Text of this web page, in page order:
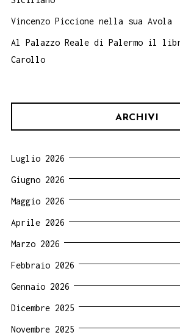
Vincenzo Piccione nella sua Avola
Al Palazzo Reale di Palermo il
Carollo
ARCHIVI
Luglio 2026
Giugno 2026
Maggio 2026
Aprile 2026
Marzo 2026
Febbraio 2026
Gennaio 2026
Dicembre 2025
Novembre 2025